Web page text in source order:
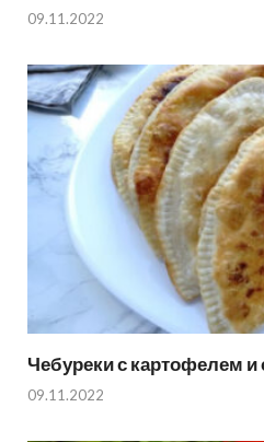
09.11.2022
Чебуреки с картофелем
09.11.2022